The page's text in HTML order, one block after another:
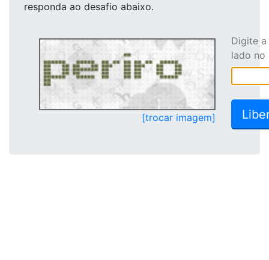
responda ao desafio abaixo.
[trocar imagem]
Digite
lado no